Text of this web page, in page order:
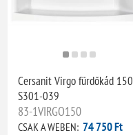
Cersanit Virgo fürdőkád 150
S301-039
83-1VIRGO150
CSAK A WEBEN: 74 750 Ft